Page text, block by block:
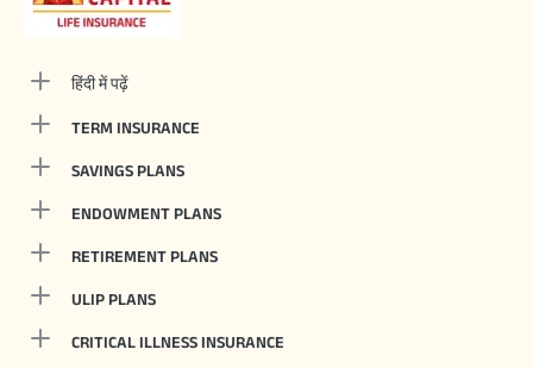
हिंदी में पढ़ें
TERM INSURANCE
SAVINGS PLANS
ENDOWMENT PLANS
RETIREMENT PLANS
ULIP PLANS
CRITICAL ILLNESS INSURANCE